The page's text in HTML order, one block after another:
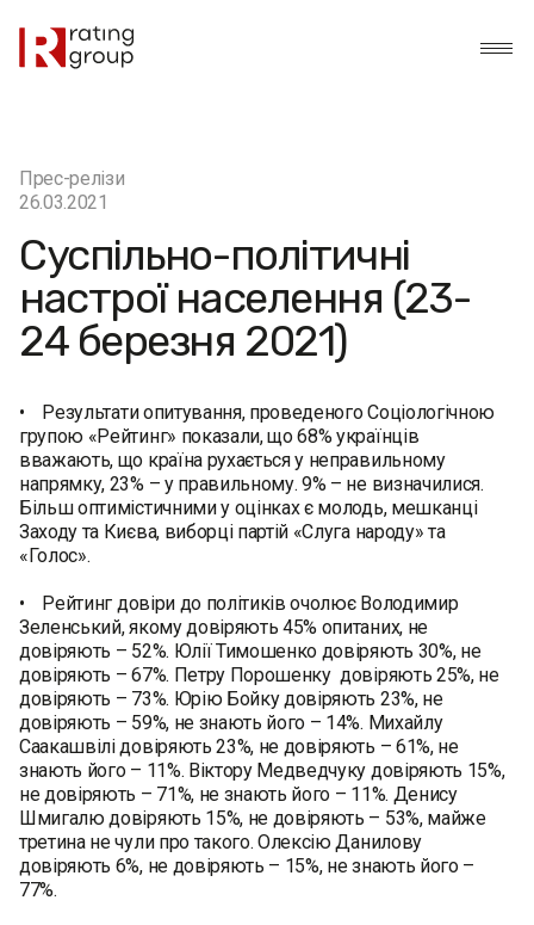
Прес-релізи
26.03.2021
Суспільно-політичні
настрої населення (23-
24 березня 2021)
• Результати опитування, проведеного Соціологічною
групою «Рейтинг» показали, що 68% українців
вважають, що країна рухається у неправильному
напрямку, 23% – у правильному. 9% – не визначилися.
Більш оптимістичними у оцінках є молодь, мешканці
Заходу та Києва, виборці партій «Слуга народу» та
«Голос».
• Рейтинг довіри до політиків очолює Володимир
Зеленський, якому довіряють 45% опитаних, не
довіряють – 52%. Юлії Тимошенко довіряють 30%, не
довіряють – 67%. Петру Порошенку довіряють 25%, не
довіряють – 73%. Юрію Бойку довіряють 23%, не
довіряють – 59%, не знають його – 14%. Михайлу
Саакашвілі довіряють 23%, не довіряють – 61%, не
знають його – 11%. Віктору Медведчуку довіряють 15%,
не довіряють – 71%, не знають його – 11%. Денису
Шмигалю довіряють 15%, не довіряють – 53%, майже
третина не чули про такого. Олексію Данилову
довіряють 6%, не довіряють – 15%, не знають його –
77%.